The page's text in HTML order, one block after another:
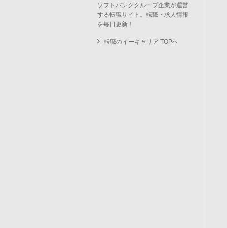
ソフトバンクグループ企業が運営
する転職サイト。転職・求人情報
を毎日更新！
転職のイーキャリア TOPへ